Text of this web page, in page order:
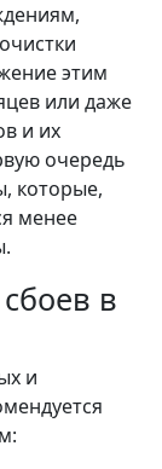
этим
или даже
и их
очередь
которые,
менее
в
и